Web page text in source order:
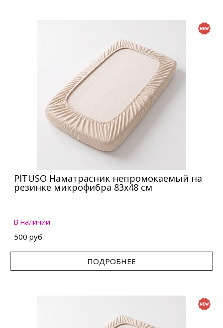
PITUSO Наматрасник непромокаемый на
резинке микрофибра 83х48 см
В наличии
500 руб.
ПОДРОБНЕЕ